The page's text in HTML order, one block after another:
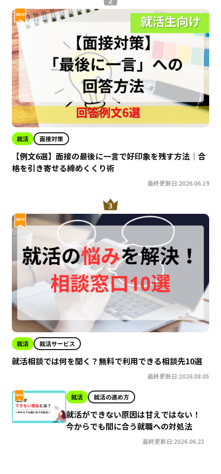
就活 面接対策
【例文6選】面接の最後に一言で好印象を残す方法｜合
格を引き寄せる締めくくり術
最終更新日:2026.06.19
就活 就活サービス
就活相談では何を聞く？無料で利用できる相談先10選
最終更新日:2026.08.05
就活 就活の進め方
就活ができない原因は甘えではない！
今からでも間に合う就職への対処法
最終更新日:2026.06.23